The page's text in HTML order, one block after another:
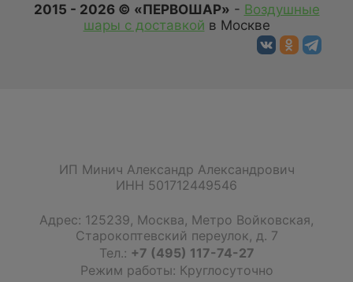
2015 - 2026 © «ПЕРВОШАР» - Воздушные
шары с доставкой в Москве
ИП Минич Александр Александрович
ИНН 501712449546
Адрес: 125239, Москва, Метро Войковская,
Старокоптевский переулок, д. 7
Тел.: +7 (495) 117-74-27
Режим работы: Круглосуточно